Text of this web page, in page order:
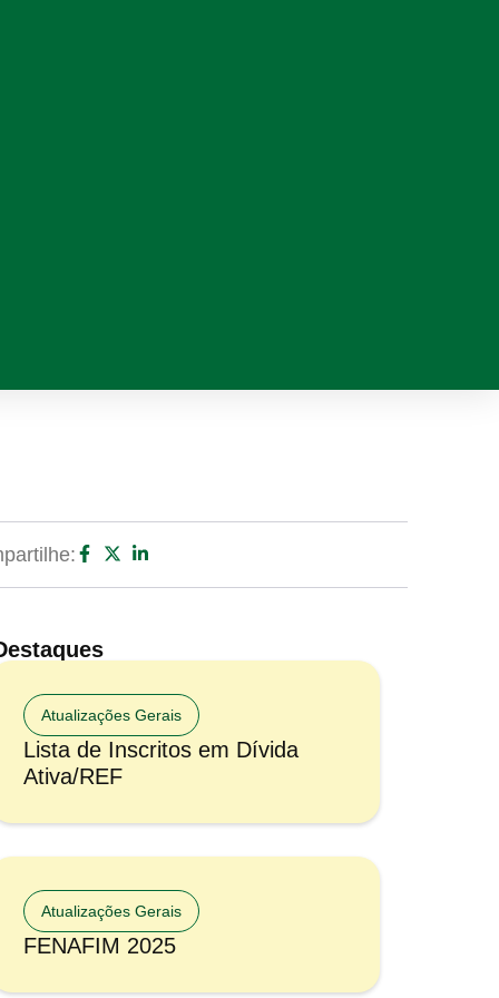
Atualizações Gerais
Lista de Inscritos em Dívida
Ativa/REF
Atualizações Gerais
FENAFIM 2025